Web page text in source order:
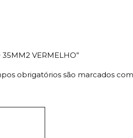
VERMELHO”
obrigatórios são marcados com